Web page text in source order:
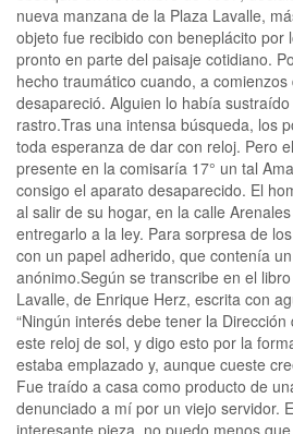
nueva manzana de la Plaza Lavalle,
objeto fue recibido con beneplácito por
pronto en parte del paisaje cotidiano.
hecho traumático cuando, a
desapareció. Alguien lo había
rastro.Tras una intensa búsqueda, los
toda esperanza de dar con reloj. Pero
presente en la comisaría 17° un tal
consigo el aparato desaparecido. El
al salir de su hogar, en la calle
entregarlo a la ley. Para sorpresa de
con un papel adherido, que contenía
anónimo.Según se transcribe en el
Lavalle, de Enrique Herz, escrita con
“Ningún interés debe tener la
este reloj de sol, y digo esto por la
estaba emplazado y, aunque cueste
Fue traído a casa como producto de
denunciado a mí por un viejo servidor.
interesante pieza, no puedo menos